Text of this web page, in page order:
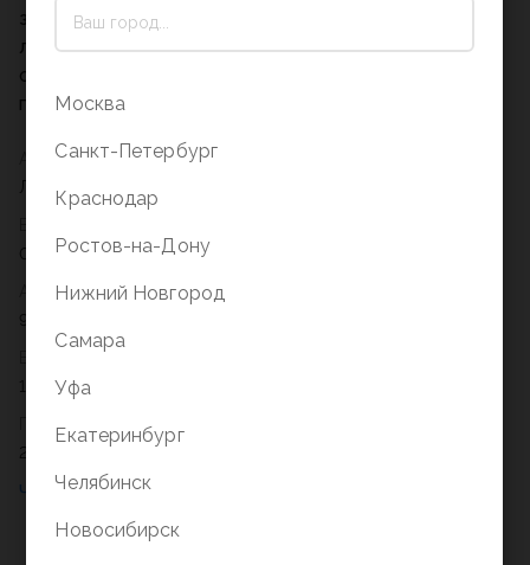
Автор
Людмила Гурченко
0,411
Артикул
978-5-17-154920-6
Возрастное ограничение
12+
2023
знаменитых людях и, конечно, о своей семье и
любимых внуках. Она была по-настоящему
счастливой женщиной и этим счастьем щедро
поделилась с читателем.
Москва
Санкт-Петербург
Краснодар
Ростов-на-Дону
Нижний Новгород
Самара
Уфа
Екатеринбург
Челябинск
Новосибирск